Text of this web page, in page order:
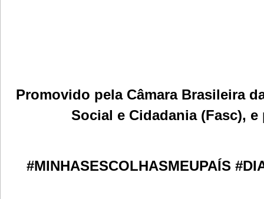
Promovido pela Câmara Brasileira
Social e Cidadania (Fasc),
#MINHASESCOLHASMEUPAÍS